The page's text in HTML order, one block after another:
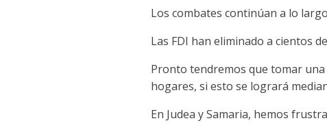
Los combates continúan a lo
Las FDI han eliminado a cientos
Pronto tendremos que tomar
hogares, si esto se logrará
En Judea y Samaria, hemos